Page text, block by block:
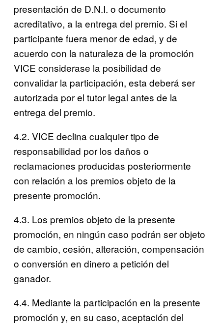
presentación de D.N.I. o documento
acreditativo, a la entrega del premio. Si el
participante fuera menor de edad, y de
acuerdo con la naturaleza de la promoción
VICE considerase la posibilidad de
convalidar la participación, esta deberá ser
autorizada por el tutor legal antes de la
entrega del premio.
4.2. VICE declina cualquier tipo de
responsabilidad por los daños o
reclamaciones producidas posteriormente
con relación a los premios objeto de la
presente promoción.
4.3. Los premios objeto de la presente
promoción, en ningún caso podrán ser objeto
de cambio, cesión, alteración, compensación
o conversión en dinero a petición del
ganador.
4.4. Mediante la participación en la presente
promoción y, en su caso, aceptación del